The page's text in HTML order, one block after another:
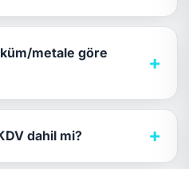
metale göre
+
dahil mi? +